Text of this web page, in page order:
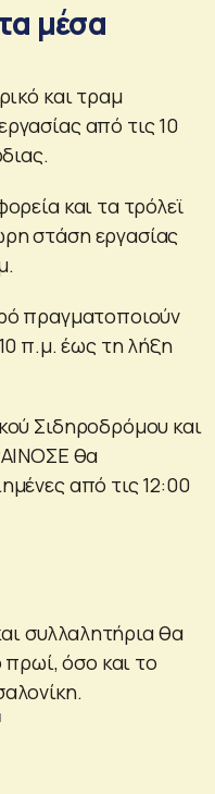
μέσα
και τραμ
από τις 10
και τα τρόλεϊ
στάση εργασίας
πραγματοποιούν
π.μ. έως τη λήξη
Σιδηροδρόμου και
θα
από τις 12:00
συλλαλητήρια θα
όσο και το